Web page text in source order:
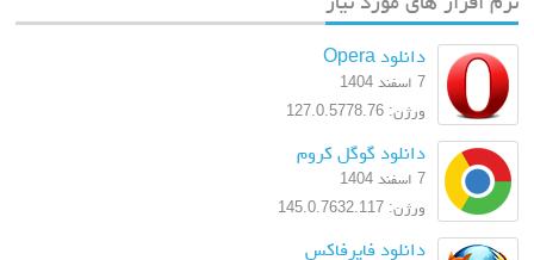
دانلود Opera
7 اسفند 1404
ورژن: 127.0.5778.76
دانلود گوگل کروم
7 اسفند 1404
ورژن: 145.0.7632.117
دانلود فایرفاکس